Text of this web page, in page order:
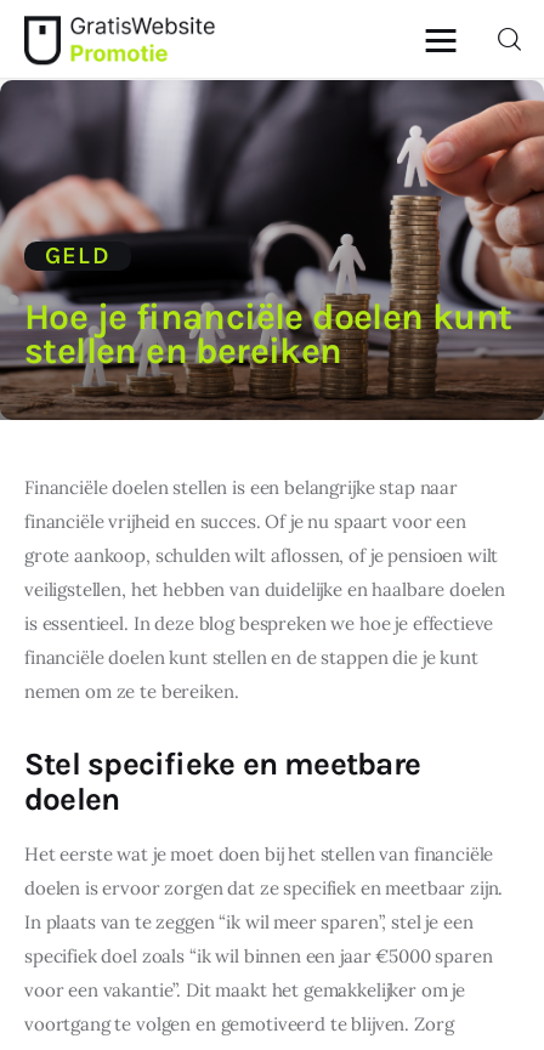
Home
Dieren
Geld
Gezondheid
Lifestyle
Ouders
Wonen
GELD
Hoe je financiële doelen kunt
stellen en bereiken
Financiële doelen stellen is een belangrijke stap naar
financiële vrijheid en succes. Of je nu spaart voor een
grote aankoop, schulden wilt aflossen, of je pensioen wilt
veiligstellen, het hebben van duidelijke en haalbare doelen
is essentieel. In deze blog bespreken we hoe je effectieve
financiële doelen kunt stellen en de stappen die je kunt
nemen om ze te bereiken.
Stel specifieke en meetbare
doelen
Het eerste wat je moet doen bij het stellen van financiële
doelen is ervoor zorgen dat ze specifiek en meetbaar zijn.
In plaats van te zeggen “ik wil meer sparen”, stel je een
specifiek doel zoals “ik wil binnen een jaar €5000 sparen
voor een vakantie”. Dit maakt het gemakkelijker om je
voortgang te volgen en gemotiveerd te blijven. Zorg